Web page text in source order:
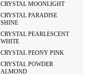
CRYSTAL MOONLIGHT
CRYSTAL PARADISE
SHINE
CRYSTAL PEARLESCENT
WHITE
CRYSTAL PEONY PINK
CRYSTAL POWDER
ALMOND